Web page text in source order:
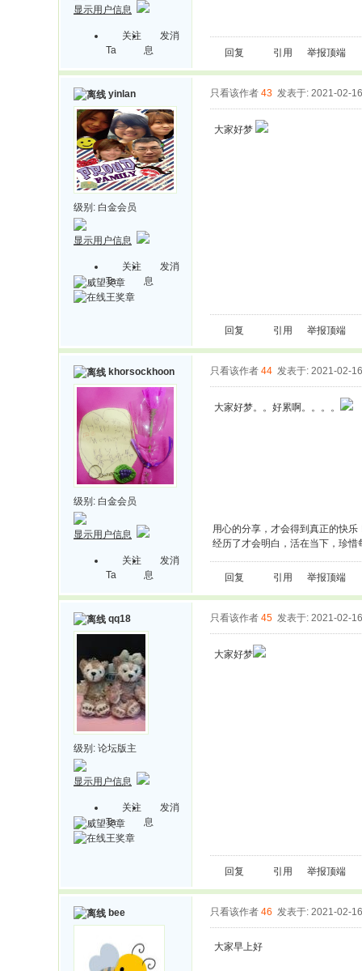
显示用户信息
关注
Ta
发消
息
回复 引用 举报顶端
yinlan
级别: 白金会员
显示用户信息
关注
Ta
发消
息
只看该作者 43 发表于: 2021-02-16
大家好梦
回复 引用 举报顶端
khorsockhoon
级别: 白金会员
显示用户信息
关注
Ta
发消
息
只看该作者 44 发表于: 2021-02-16
大家好梦。。好累啊。。。。
用心的分享，才会得到真正的快乐
经历了才会明白，活在当下，珍惜
回复 引用 举报顶端
qq18
级别: 论坛版主
显示用户信息
关注
Ta
发消
息
只看该作者 45 发表于: 2021-02-16
大家好梦
回复 引用 举报顶端
bee 只看该作者 46 发表于: 2021-02-16
大家早上好